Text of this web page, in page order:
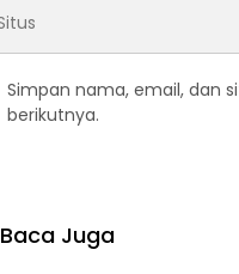
Simpan nama, email, dan
berikutnya.
Baca Juga